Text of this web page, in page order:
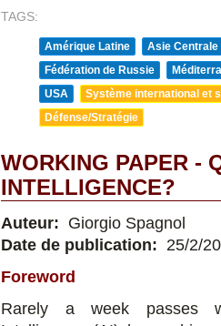
TAGS:
Amérique Latine
Asie Centrale
Fédération de Russie
USA
Système international et
Défense/Stratégie
WORKING PAPER -
INTELLIGENCE?
Auteur: Giorgio Spagnol
Date de publication: 25/2/
Foreword
Rarely a week passes